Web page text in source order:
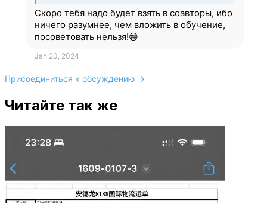
Скоро тебя надо будет взять в соавторы, ибо
ничего разумнее, чем вложить в обучение,
посоветовать нельзя!😁
Jan 20, 2024
Присоединиться к обсуждению →
Читайте так же